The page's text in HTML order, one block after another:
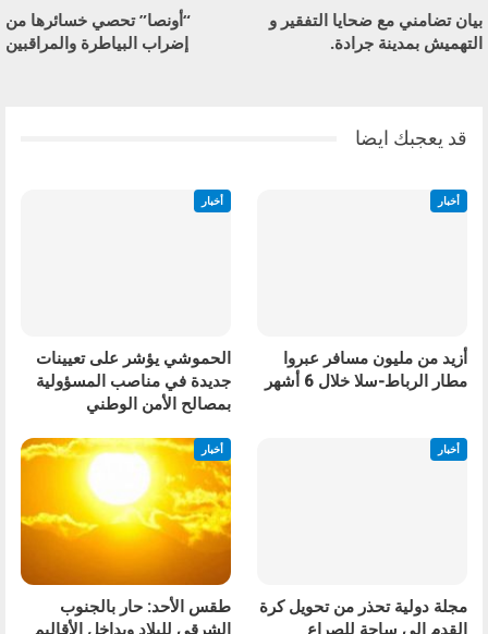
بيان تضامني مع ضحايا التفقير و
التهميش بمدينة جرادة.
“أونصا” تحصي خسائرها من
إضراب البياطرة والمراقبين
قد يعجبك ايضا
أخبار
أزيد من مليون مسافر عبروا
مطار الرباط-سلا خلال 6 أشهر
أخبار
الحموشي يؤشر على تعيينات
جديدة في مناصب المسؤولية
بمصالح الأمن الوطني
أخبار
مجلة دولية تحذر من تحويل كرة
القدم إلى ساحة للصراع
أخبار
طقس الأحد: حار بالجنوب
الشرقي للبلاد وبداخل الأقاليم